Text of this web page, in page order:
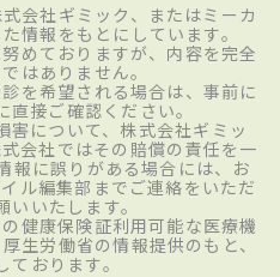
会社ギミック、またはミーカ
情報をもとにしています。
めておりますが、内容を完全
はありません。
を希望される場合は、事前に
接ご確認ください。
害について、株式会社ギミッ
会社ではその賠償の責任を一
報に誤りがある場合には、お
ル編集部までご連絡をいただ
いいたします。
健康保険証利用可能な医療機
生労働省の情報提供のもと、
おります。